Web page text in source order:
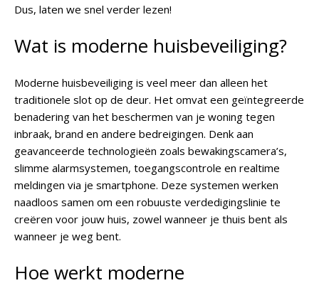
Dus, laten we snel verder lezen!
Wat is moderne huisbeveiliging?
Moderne huisbeveiliging is veel meer dan alleen het
traditionele slot op de deur. Het omvat een geïntegreerde
benadering van het beschermen van je woning tegen
inbraak, brand en andere bedreigingen. Denk aan
geavanceerde technologieën zoals bewakingscamera’s,
slimme alarmsystemen, toegangscontrole en realtime
meldingen via je smartphone. Deze systemen werken
naadloos samen om een robuuste verdedigingslinie te
creëren voor jouw huis, zowel wanneer je thuis bent als
wanneer je weg bent.
Hoe werkt moderne